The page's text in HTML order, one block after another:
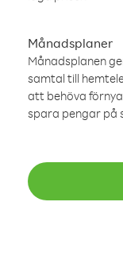
Månadsplaner
Månadsplanen
samtal till
att behöva
spara pengar på